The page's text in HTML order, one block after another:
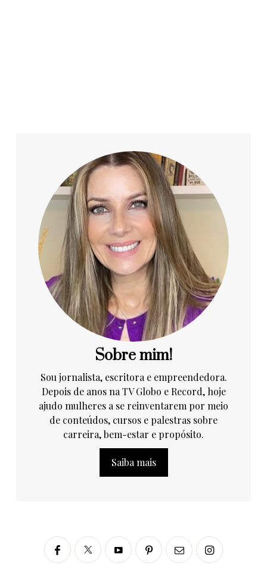
Sobre mim!
Sou jornalista, escritora e empreendedora.
Depois de anos na TV Globo e Record, hoje
ajudo mulheres a se reinventarem por meio
de conteúdos, cursos e palestras sobre
carreira, bem-estar e propósito.
Saiba mais